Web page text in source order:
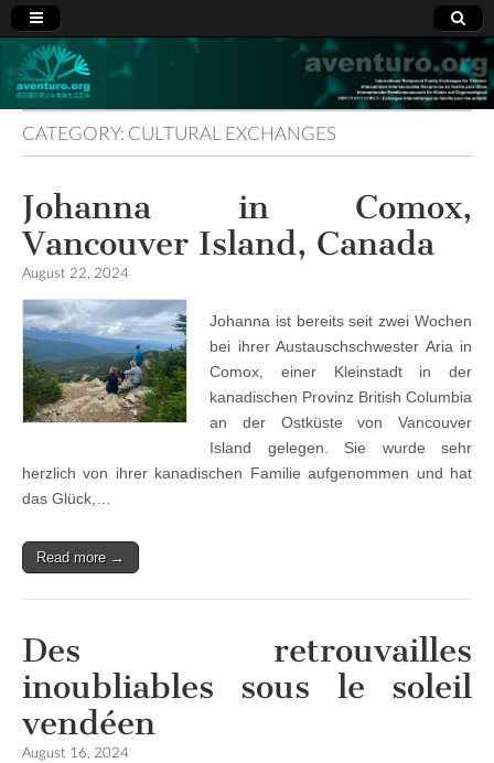
Aventuro.org
International
Reciprocal
Exchanges
for Children
CATEGORY: CULTURAL EXCHANGES
Johanna in Comox,
Vancouver Island, Canada
August 22, 2024
Johanna ist bereits seit zwei Wochen
bei ihrer Austauschschwester Aria in
Comox, einer Kleinstadt in der
kanadischen Provinz British Columbia
an der Ostküste von Vancouver
Island gelegen. Sie wurde sehr
herzlich von ihrer kanadischen Familie aufgenommen und hat
das Glück,…
Read more →
Des retrouvailles
inoubliables sous le soleil
vendéen
August 16, 2024